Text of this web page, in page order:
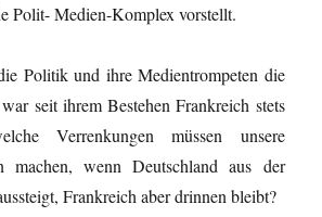
Polit- Medien-Komplex vorstellt.
Politik und ihre Medientrompeten die
seit ihrem Bestehen Frankreich stets
Verrenkungen müssen unsere
machen, wenn Deutschland aus der
Frankreich aber drinnen bleibt?